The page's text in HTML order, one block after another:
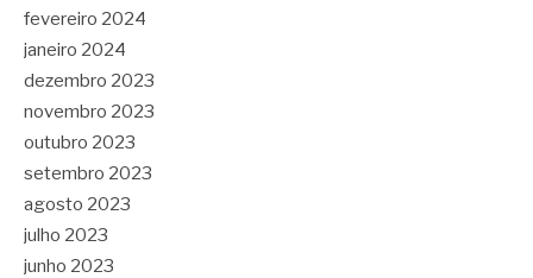
fevereiro 2024
janeiro 2024
dezembro 2023
novembro 2023
outubro 2023
setembro 2023
agosto 2023
julho 2023
junho 2023